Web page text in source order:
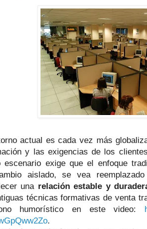
actual es cada vez más
y las exigencias de los
escenario exige que el enfoque
aislado, se vea
una relación estable y
técnicas formativas de venta
humorístico en este video:
.